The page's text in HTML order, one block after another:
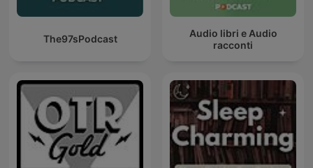
The97sPodcast
Audio libri e Audio
racconti